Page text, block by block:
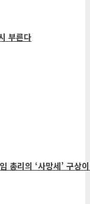
부른다
리의 ‘사망세’ 구상이